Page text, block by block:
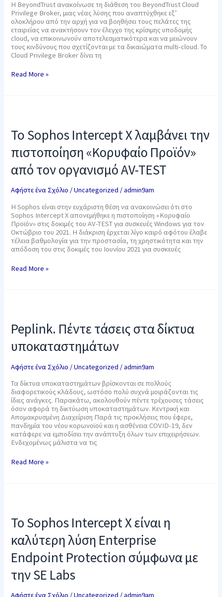
Η BeyondTrust ανακοίνωσε τη διάθεση του BeyondTrust Cloud
Privilege Broker, μιας νέας λύσης που αναπτύχθηκε εξ’
ολοκλήρου από την αρχή για να βοηθήσει τους πελάτες της
εταιρείας να ανακτήσουν τον έλεγχο της κρίσιμης υποδομής
cloud, να επικοινωνούν αποτελεσματικότερα και να μειώνουν
τους κινδύνους που σχετίζονται με τα δικαιώματα multi-cloud. Το
Cloud Privilege Broker δίνει τη
των
αδειών
στα
multi-
cloud
περιβάλλοντα
τους
Read More »
To Sophos Intercept X λαμβάνει την
πιστοποίηση «Κορυφαίο Προϊόν»
από τον οργανισμό AV-TEST
Αφήστε ένα Σχόλιο /Uncategorized /admin9am
Η Sophos είναι στην ευχάριστη θέση να ανακοινώσει ότι στο
Sophos Intercept X απονεμήθηκε η πιστοποίηση «Κορυφαίο
Προϊόν» στις δοκιμές του AV-TEST για συσκευές Windows για τον
Οκτώβριο του 2021. Η διάκριση έρχεται λίγο καιρό αφότου έλαβε
τέλεια βαθμολογία για την προστασία, τη χρηστικότητα και την
απόδοση του στις δοκιμές του Ιουνίου 2021 για συσκευές
την
«Κορυφαίο
από
τον
οργανισμό
AV-
TEST
Read More »
Peplink. Πέντε τάσεις στα δίκτυα
υποκαταστημάτων
Αφήστε ένα Σχόλιο /Uncategorized /admin9am
Τα δίκτυα υποκαταστημάτων βρίσκονται σε πολλούς
διαφορετικούς κλάδους, ωστόσο πολύ συχνά μοιράζονται τις
ίδιες ανάγκες. Παρακάτω, ακολουθούν πέντε τρέχουσες τάσεις
όσον αφορά τη δικτύωση υποκαταστημάτων. Κεντρική και
Απομακρυσμένη Διαχείριση Παρά τις προκλήσεις που έφερε,
πανδημία του νέου κορωνοϊού και η ασθένεια COVID-19, δεν
κατάφερε να εμποδίσει την ανάπτυξη όλων των επιχειρήσεων.
Ενδεχομένως μάλιστα να τις
στα
δίκτυα
υποκαταστημάτων
Read More »
Το Sophos Intercept X είναι η
καλύτερη λύση Enterprise
Endpoint Protection σύμφωνα με
την SE Labs
Αφήστε ένα Σχόλιο /Uncategorized /admin9am
η
λύση
Enterprise
Endpoint
Protection
σύμφωνα